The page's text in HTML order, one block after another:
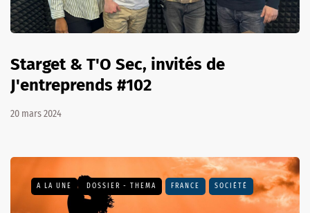
Starget & T'O Sec, invités de
J'entreprends #102
20 mars 2024
A LA UNE DOSSIER - THEMA FRANCE SOCIÉTÉ